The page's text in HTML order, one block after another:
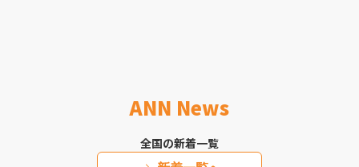
ANN News
全国の新着一覧